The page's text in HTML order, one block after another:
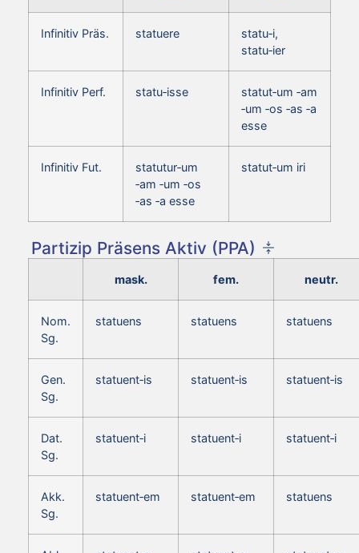
Infinitiv Präs. statuere
statu‑i,
statu‑ier
Infinitiv Perf. statu‑isse
statut‑um ‑am
‑um ‑os ‑as ‑a
esse
Infinitiv Fut.
statutur‑um
‑am ‑um ‑os
‑as ‑a esse
statut‑um iri
Partizip Präsens Aktiv (PPA)
mask. fem. neutr.
Nom.
Sg.
statuens statuens statuens
Gen.
Sg.
statuent‑is statuent‑is statuent‑is
Dat.
Sg.
statuent‑i statuent‑i statuent‑i
Akk.
Sg.
statuent‑em statuent‑em statuens